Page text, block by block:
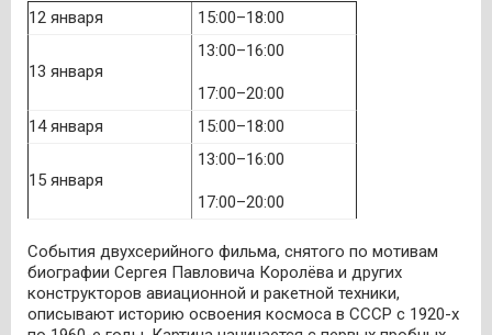
12 января 15:00–18:00
13 января
13:00–16:00
17:00–20:00
14 января
15:00–18:00
15 января
13:00–16:00
17:00–20:00
События двухсерийного фильма, снятого по мотивам
биографии Сергея Павловича Королёва и других
конструкторов авиационной и ракетной техники,
описывают историю освоения космоса в СССР с 1920-х